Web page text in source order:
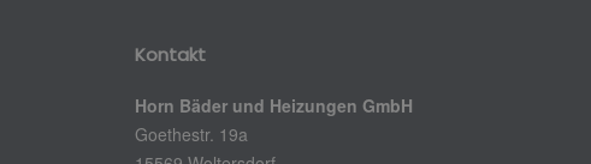
Kontakt
Horn Bäder und Heizungen GmbH
Goethestr. 19a